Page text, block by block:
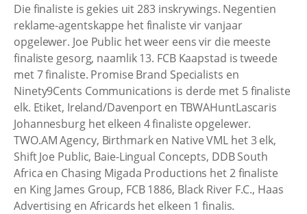
Die finaliste is gekies uit 283 inskrywings. Negentien
reklame-agentskappe het finaliste vir vanjaar
opgelewer. Joe Public het weer eens vir die meeste
finaliste gesorg, naamlik 13. FCB Kaapstad is tweede
met 7 finaliste. Promise Brand Specialists en
Ninety9Cents Communications is derde met 5 finaliste
elk. Etiket, Ireland/Davenport en TBWAHuntLascaris
Johannesburg het elkeen 4 finaliste opgelewer.
TWO.AM Agency, Birthmark en Native VML het 3 elk,
Shift Joe Public, Baie-Lingual Concepts, DDB South
Africa en Chasing Migada Productions het 2 finaliste
en King James Group, FCB 1886, Black River F.C., Haas
Advertising en Africards het elkeen 1 finalis.